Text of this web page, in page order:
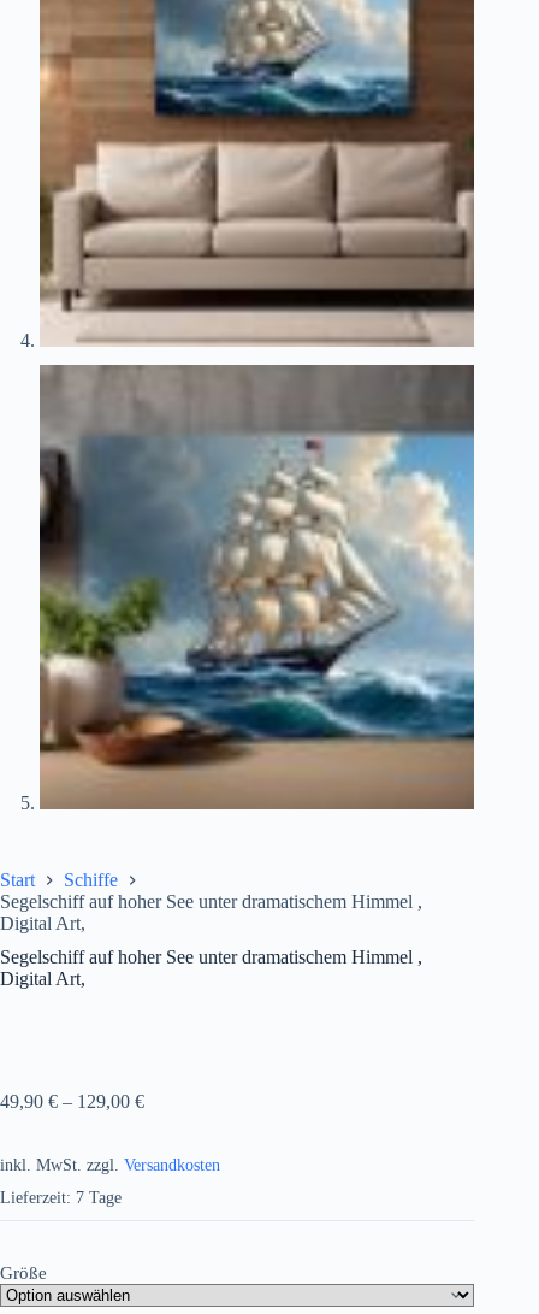
Start
Schiffe
Segelschiff auf hoher See unter dramatischem Himmel ,
Digital Art,
Segelschiff auf hoher See unter dramatischem Himmel ,
Digital Art,
49,90 € – 129,00 €
inkl. MwSt. zzgl. Versandkosten
Lieferzeit: 7 Tage
Größe